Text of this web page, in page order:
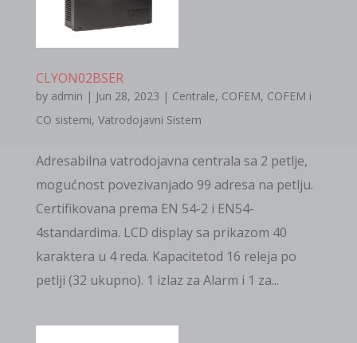
CLYON02BSER
by admin | Jun 28, 2023 | Centrale, COFEM, COFEM i
CO sistemi, Vatrodojavni Sistem
Adresabilna vatrodojavna centrala sa 2 petlje,
mogućnost povezivanjado 99 adresa na petlju.
Certifikovana prema EN 54-2 i EN54-
4standardima. LCD display sa prikazom 40
karaktera u 4 reda. Kapacitetod 16 releja po
petlji (32 ukupno). 1 izlaz za Alarm i 1 za...